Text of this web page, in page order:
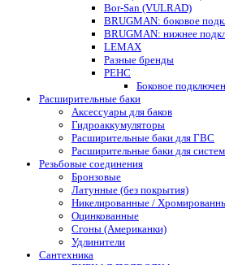
Bor-San (VULRAD)
BRUGMAN: боковое
BRUGMAN: нижнее
LEMAX
Разные бренды
РЕНС
Боковое
Расширительные баки
Аксессуары для баков
Гидроаккумуляторы
Расширительные баки для ГВС
Расширительные баки для
Резьбовые соединения
Бронзовые
Латунные (без покрытия)
Никелированные /
Оцинкованные
Сгоны (Американки)
Удлинители
Сантехника